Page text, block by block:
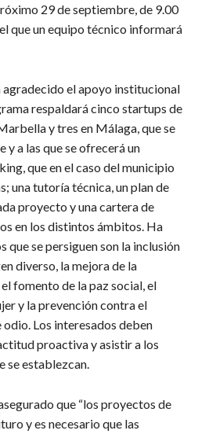
29 de septiembre, de 9.00
que un equipo técnico informará
agradecido el apoyo institucional
respaldará cinco startups de
y tres en Málaga, que se
y a las que se ofrecerá un
que en el caso del municipio
una tutoría técnica, un plan de
proyecto y una cartera de
en los distintos ámbitos. Ha
se persiguen son la inclusión
diverso, la mejora de la
fomento de la paz social, el
y la prevención contra el
Los interesados deben
proactiva y asistir a los
se establezcan.
que “los proyectos de
y es necesario que las